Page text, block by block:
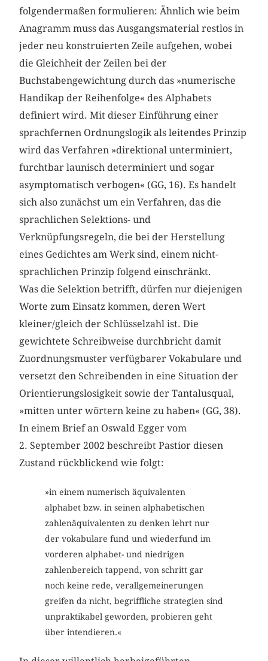
folgendermaßen formulieren: Ähnlich wie beim
Anagramm muss das Ausgangsmaterial restlos in
jeder neu konstruierten Zeile aufgehen, wobei
die Gleichheit der Zeilen bei der
Buchstabengewichtung durch das »numerische
Handikap der Reihenfolge« des Alphabets
definiert wird. Mit dieser Einführung einer
sprachfernen Ordnungslogik als leitendes Prinzip
wird das Verfahren »direktional unterminiert,
furchtbar launisch determiniert und sogar
asymptomatisch verbogen« (GG, 16). Es handelt
sich also zunächst um ein Verfahren, das die
sprachlichen Selektions- und
Verknüpfungsregeln, die bei der Herstellung
eines Gedichtes am Werk sind, einem nicht-
sprachlichen Prinzip folgend einschränkt.
Was die Selektion betrifft, dürfen nur diejenigen
Worte zum Einsatz kommen, deren Wert
kleiner/gleich der Schlüsselzahl ist. Die
gewichtete Schreibweise durchbricht damit
Zuordnungsmuster verfügbarer Vokabulare und
versetzt den Schreibenden in eine Situation der
Orientierungslosigkeit sowie der Tantalusqual,
»mitten unter wörtern keine zu haben« (GG, 38).
In einem Brief an Oswald Egger vom
2. September 2002 beschreibt Pastior diesen
Zustand rückblickend wie folgt:
»in einem numerisch äquivalenten
alphabet bzw. in seinen alphabetischen
zahlenäquivalenten zu denken lehrt nur
der vokabulare fund und wiederfund im
vorderen alphabet- und niedrigen
zahlenbereich tappend, von schritt gar
noch keine rede, verallgemeinerungen
greifen da nicht, begriffliche strategien sind
unpraktikabel geworden, probieren geht
über intendieren.«